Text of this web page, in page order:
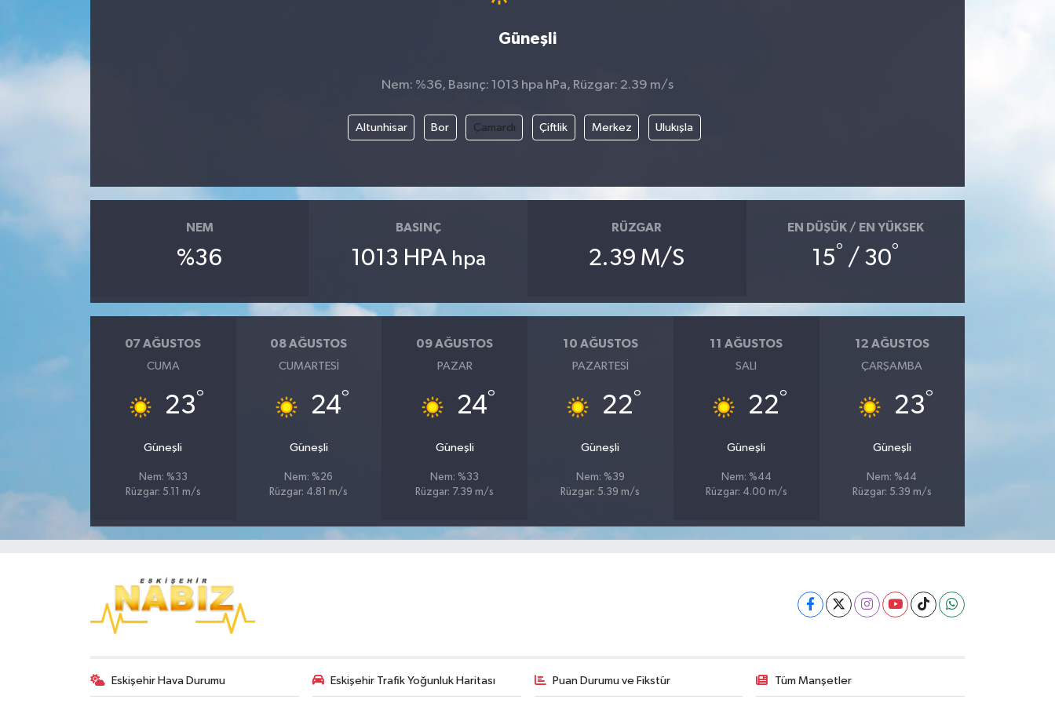
Güneşli
Nem: %36, Basınç: 1013 hpa hPa, Rüzgar: 2.39 m/s
Altunhisar Bor Çamardı Çiftlik Merkez Ulukışla
NEM
%36
BASINÇ
1013 HPA hpa
RÜZGAR
2.39 M/S
EN DÜŞÜK / EN YÜKSEK
15° / 30°
07 AĞUSTOS
CUMA
23°
Güneşli
Nem: %33
Rüzgar: 5.11 m/s
08 AĞUSTOS
CUMARTESI
24°
Güneşli
Nem: %26
Rüzgar: 4.81 m/s
09 AĞUSTOS
PAZAR
24°
Güneşli
Nem: %33
Rüzgar: 7.39 m/s
10 AĞUSTOS
PAZARTESI
22°
Güneşli
Nem: %39
Rüzgar: 5.39 m/s
11 AĞUSTOS
SALI
22°
Güneşli
Nem: %44
Rüzgar: 4.00 m/s
12 AĞUSTOS
ÇARŞAMBA
23°
Güneşli
Nem: %44
Rüzgar: 5.39 m/s
Eskişehir Hava Durumu Eskişehir Trafik Yoğunluk Haritası Puan Durumu ve Fikstür Tüm Manşetler
Kültür Sanat